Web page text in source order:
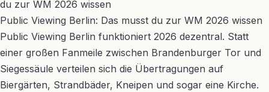
Public Viewing Berlin: Das musst du zur WM 2026 wissen
Public Viewing Berlin funktioniert 2026 dezentral. Statt
einer großen Fanmeile zwischen Brandenburger Tor und
Siegessäule verteilen sich die Übertragungen auf
Biergärten, Strandbäder, Kneipen und sogar eine Kirche.